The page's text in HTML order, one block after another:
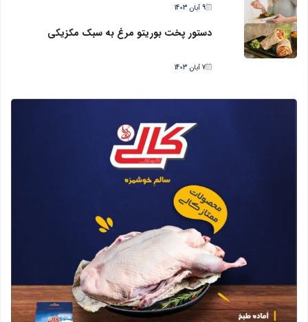
9 آبان 1403
دستور پخت بوریتو مرغ به سبک مکزیکی
7 آبان 1403